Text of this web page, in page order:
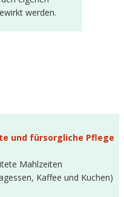
werden.
und fürsorgliche Pflege
Mahlzeiten
Kaffee und Kuchen)